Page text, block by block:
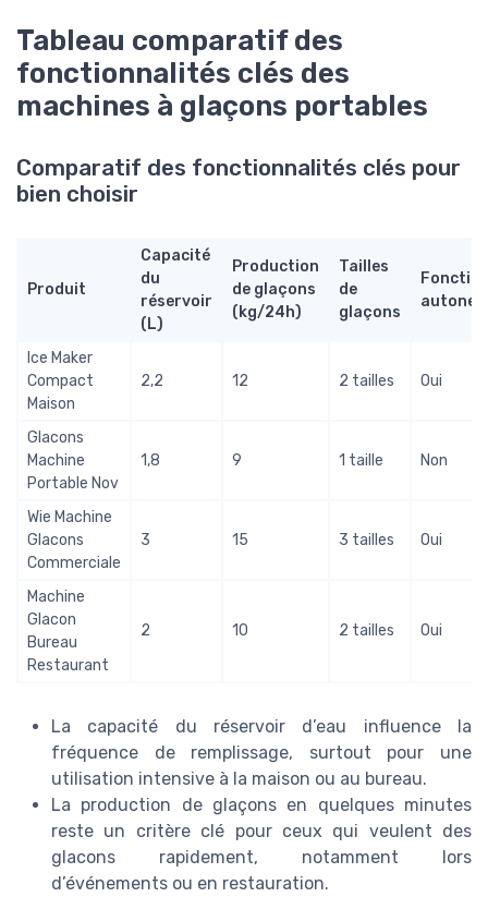
Tableau comparatif des
fonctionnalités clés des
machines à glaçons portables
Comparatif des fonctionnalités clés pour
bien choisir
Produit
Capacité
du
réservoir
(L)
Production
de glaçons
(kg/24h)
Tailles
de
glaçons
Ice Maker
Compact
Maison
2,2 12 2 tailles Oui
Glacons
Machine
Portable Nov
1,8 9 1 taille Non
Wie Machine
Glacons
Commerciale
3 15 3 tailles Oui
Machine
Glacon
Bureau
Restaurant
2 10 2 tailles Oui
La capacité du réservoir d’eau influence la
fréquence de remplissage, surtout pour une
utilisation intensive à la maison ou au bureau.
La production de glaçons en quelques minutes
reste un critère clé pour ceux qui veulent des
glacons rapidement, notamment lors
d’événements ou en restauration.